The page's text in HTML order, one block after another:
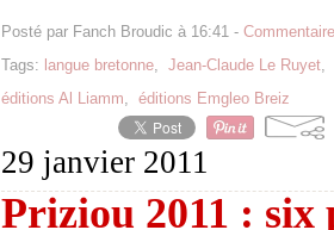
Posté par Fanch Broudic à 16:41 -
Tags: langue bretonne, Jean-Claude Le Ruyet,
éditions Al Liamm, éditions Emgleo Breiz
29 janvier 2011
Priziou 2011 :